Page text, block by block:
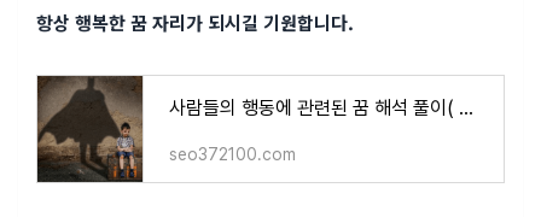
항상 행복한 꿈 자리가 되시길 기원합니다.
사람들의 행동에 관련된 꿈 해석 풀이( 간호원, 마술사, 외국인, 안내원, 공무원, 해군에 대한 무
seo372100.com